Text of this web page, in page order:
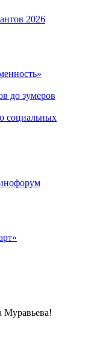
2026
до зумеров
социальных